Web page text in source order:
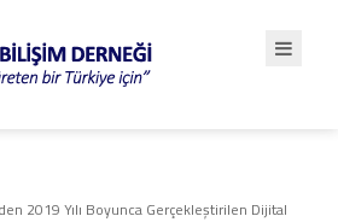
2019 Yılı Boyunca Gerçekleştirilen Dijital